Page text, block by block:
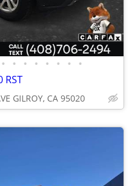
• • • • • • • •
RST
GILROY, CA 95020